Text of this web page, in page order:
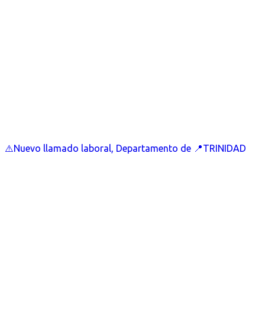
⚠️Nuevo llamado laboral, Departamento de 📍TRINIDAD